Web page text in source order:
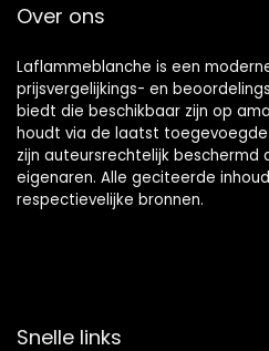
Over ons
Laflammeblanche is een
prijsvergelijkings- en
biedt die beschikbaar zijn op
houdt via de laatst
zijn auteursrechtelijk beschermd
eigenaren. Alle geciteerde
respectievelijke bronnen.
Snelle links